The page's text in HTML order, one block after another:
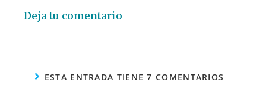
Deja tu comentario
ESTA ENTRADA TIENE 7 COMENTARIOS